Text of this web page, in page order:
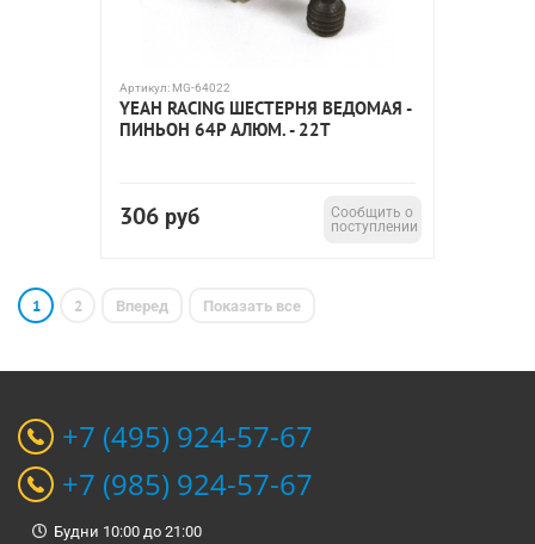
Артикул: MG-64022
YEAH RACING ШЕСТЕРНЯ ВЕДОМАЯ -
ПИНЬОН 64P АЛЮМ. - 22T
306 руб
Сообщить о
поступлении
1 2 Вперед Показать все
+7 (495) 924-57-67
+7 (985) 924-57-67
Будни 10:00 до 21:00